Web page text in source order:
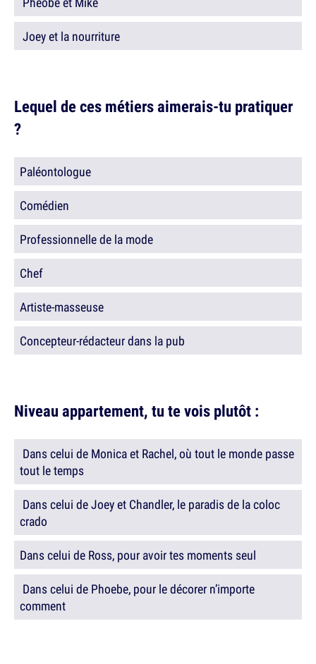
Joey et la nourriture
Lequel de ces métiers aimerais-tu pratiquer
?
Paléontologue
Comédien
Professionnelle de la mode
Chef
Artiste-masseuse
Concepteur-rédacteur dans la pub
Niveau appartement, tu te vois plutôt :
Dans celui de Monica et Rachel, où tout le monde passe
tout le temps
Dans celui de Joey et Chandler, le paradis de la coloc
crado
Dans celui de Ross, pour avoir tes moments seul
Dans celui de Phoebe, pour le décorer n’importe
comment